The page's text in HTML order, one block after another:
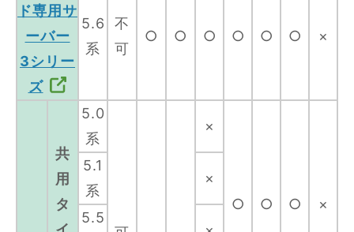
ド専用サ
ーバー
3シリー
ズ
5.6
系
不
可
○ ○ ○ ○ ○ ○ ×
共
用
タ
5.0
系
×
○ ○ ○ ×
5.1
系
×
5.5